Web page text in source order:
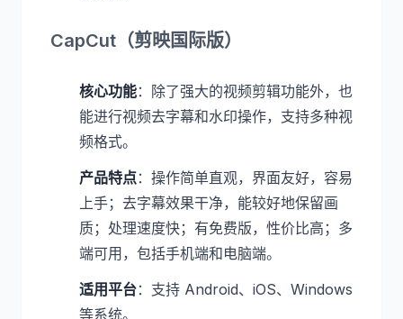
CapCut（剪映国际版）
核心功能：除了强大的视频剪辑功能外，也
能进行视频去字幕和水印操作，支持多种视
频格式。
产品特点：操作简单直观，界面友好，容易
上手；去字幕效果干净，能较好地保留画
质；处理速度快；有免费版，性价比高；多
端可用，包括手机端和电脑端。
适用平台：支持 Android、iOS、Windows
等系统。